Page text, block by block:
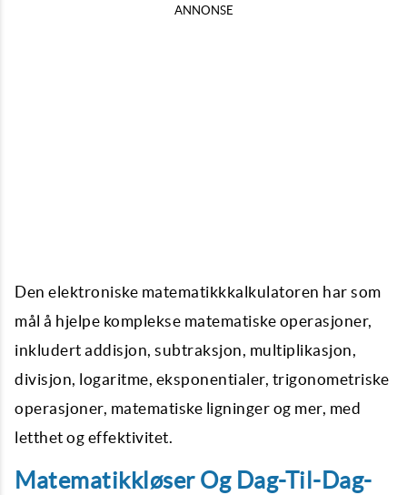
ANNONSE
Den elektroniske matematikkkalkulatoren har som
mål å hjelpe komplekse matematiske operasjoner,
inkludert addisjon, subtraksjon, multiplikasjon,
divisjon, logaritme, eksponentialer, trigonometriske
operasjoner, matematiske ligninger og mer, med
letthet og effektivitet.
Matematikkløser Og Dag-Til-Dag-